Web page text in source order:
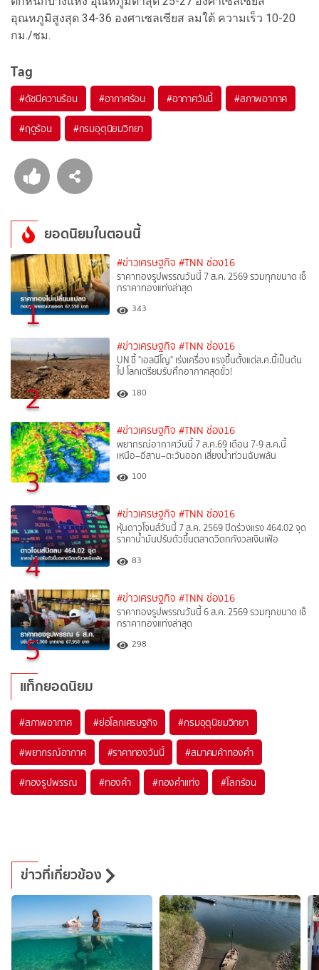
อุณหภูมิสูงสุด 34-36 องศาเซลเซียส ลมใต้ ความเร็ว 10-20
กม./ชม.
Tag
#ดัชนีความร้อน #อากาศร้อน #อากาศวันนี้ #สภาพอากาศ
#ฤดูร้อน #กรมอุตุนิยมวิทยา
ยอดนิยมในตอนนี้
1
#ข่าวเศรษฐกิจ #TNN ช่อง16
ราคาทองรูปพรรณวันนี้ 7 ส.ค. 2569 รวมทุกขนาด เช็
กราคาทองแท่งล่าสุด
343
2
#ข่าวเศรษฐกิจ #TNN ช่อง16
UN ชี้ "เอลนีโญ" เร่งเครื่อง แรงขึ้นตั้งแต่ส.ค.นี้เป็นต้น
ไป โลกเตรียมรับศึกอากาศสุดขั้ว!
180
3
#ข่าวเศรษฐกิจ #TNN ช่อง16
พยากรณ์อากาศวันนี้ 7 ส.ค.69 เตือน 7-9 ส.ค.นี้
เหนือ–อีสาน–ตะวันออก เสี่ยงน้ำท่วมฉับพลัน
100
4
#ข่าวเศรษฐกิจ #TNN ช่อง16
หุ้นดาวโจนส์วันนี้ 7 ส.ค. 2569 ปิดร่วงแรง 464.02 จุด
ราคาน้ำมันปรับตัวขึ้นตลาดวิตกกังวลเงินเฟ้อ
83
5
#ข่าวเศรษฐกิจ #TNN ช่อง16
ราคาทองรูปพรรณวันนี้ 6 ส.ค. 2569 รวมทุกขนาด เช็
กราคาทองแท่งล่าสุด
298
แท็กยอดนิยม
#สภาพอากาศ #ย่อโลกเศรษฐกิจ #กรมอุตุนิยมวิทยา
#พยากรณ์อากาศ #ราคาทองวันนี้ #สมาคมค้าทองคำ
#ทองรูปพรรณ #ทองคำ #ทองคำแท่ง #โลกร้อน
ข่าวที่เกี่ยวข้อง